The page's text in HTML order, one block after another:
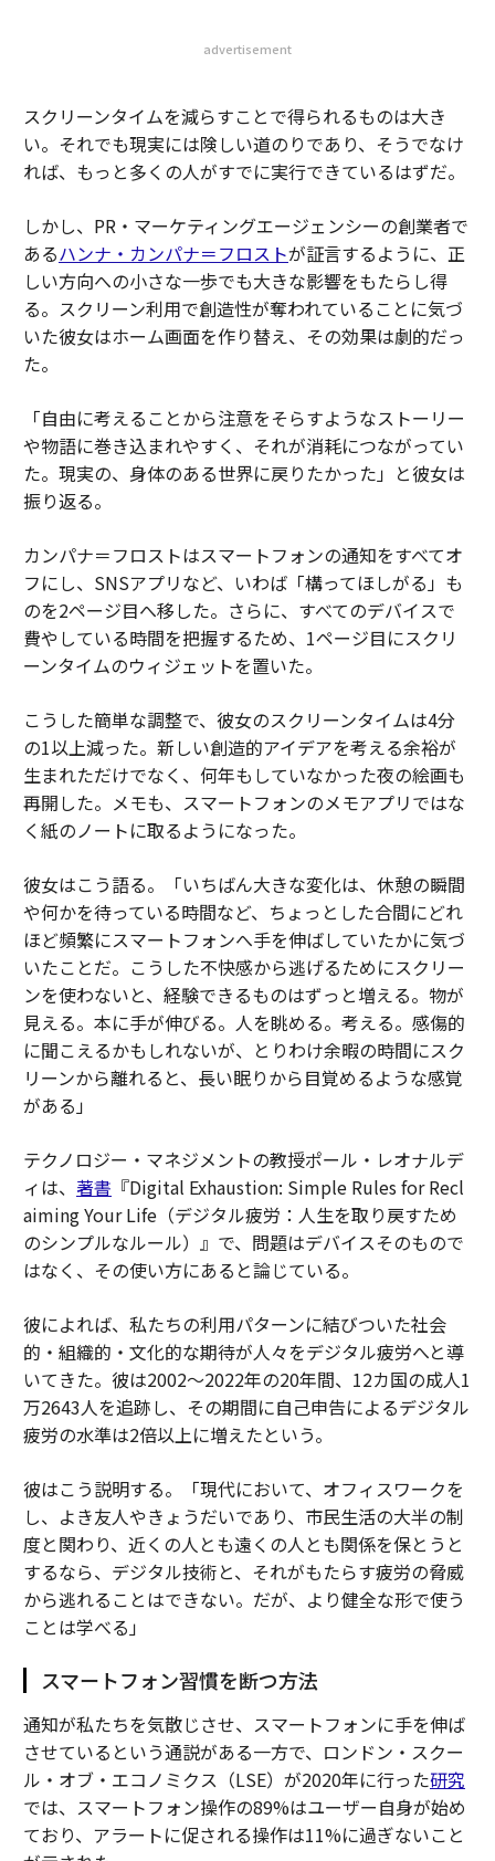
advertisement
スクリーンタイムを減らすことで得られるものは大き
い。それでも現実には険しい道のりであり、そうでなけ
れば、もっと多くの人がすでに実行できているはずだ。
しかし、PR・マーケティングエージェンシーの創業者で
あるハンナ・カンパナ＝フロストが証言するように、正
しい方向への小さな一歩でも大きな影響をもたらし得
る。スクリーン利用で創造性が奪われていることに気づ
いた彼女はホーム画面を作り替え、その効果は劇的だっ
た。
「自由に考えることから注意をそらすようなストーリー
や物語に巻き込まれやすく、それが消耗につながってい
た。現実の、身体のある世界に戻りたかった」と彼女は
振り返る。
カンパナ＝フロストはスマートフォンの通知をすべてオ
フにし、SNSアプリなど、いわば「構ってほしがる」も
のを2ページ目へ移した。さらに、すべてのデバイスで
費やしている時間を把握するため、1ページ目にスクリ
ーンタイムのウィジェットを置いた。
こうした簡単な調整で、彼女のスクリーンタイムは4分
の1以上減った。新しい創造的アイデアを考える余裕が
生まれただけでなく、何年もしていなかった夜の絵画も
再開した。メモも、スマートフォンのメモアプリではな
く紙のノートに取るようになった。
彼女はこう語る。「いちばん大きな変化は、休憩の瞬間
や何かを待っている時間など、ちょっとした合間にどれ
ほど頻繁にスマートフォンへ手を伸ばしていたかに気づ
いたことだ。こうした不快感から逃げるためにスクリー
ンを使わないと、経験できるものはずっと増える。物が
見える。本に手が伸びる。人を眺める。考える。感傷的
に聞こえるかもしれないが、とりわけ余暇の時間にスク
リーンから離れると、長い眠りから目覚めるような感覚
がある」
テクノロジー・マネジメントの教授ポール・レオナルデ
ィは、 著書 『Digital Exhaustion: Simple Rules for Recl
aiming Your Life（デジタル疲労：人生を取り戻すため
のシンプルなルール）』で、問題はデバイスそのもので
はなく、その使い方にあると論じている。
彼によれば、私たちの利用パターンに結びついた社会
的・組織的・文化的な期待が人々をデジタル疲労へと導
いてきた。彼は2002〜2022年の20年間、12カ国の成人1
万2643人を追跡し、その期間に自己申告によるデジタル
疲労の水準は2倍以上に増えたという。
彼はこう説明する。「現代において、オフィスワークを
し、よき友人やきょうだいであり、市民生活の大半の制
度と関わり、近くの人とも遠くの人とも関係を保とうと
するなら、デジタル技術と、それがもたらす疲労の脅威
から逃れることはできない。だが、より健全な形で使う
ことは学べる」
スマートフォン習慣を断つ方法
通知が私たちを気散じさせ、スマートフォンに手を伸ば
させているという通説がある一方で、ロンドン・スクー
ル・オブ・エコノミクス（LSE）が2020年に行った研究
では、スマートフォン操作の89%はユーザー自身が始め
ており、アラートに促される操作は11%に過ぎないこと